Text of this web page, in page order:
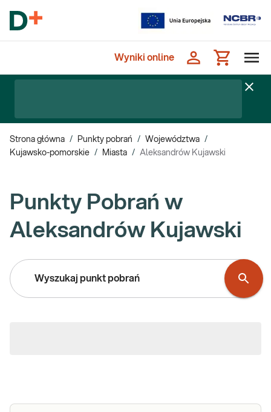
Wyniki online
Strona główna / Punkty pobrań / Województwa /
Kujawsko-pomorskie / Miasta / Aleksandrów Kujawski
Punkty Pobrań w
Aleksandrów Kujawski